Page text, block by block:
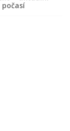
počasí